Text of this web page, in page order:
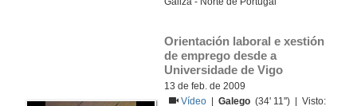
Orientación laboral e xestión
de emprego desde a
Universidade de Vigo
13 de feb. de 2009
Vídeo
|Galego (34' 11'') | Visto: